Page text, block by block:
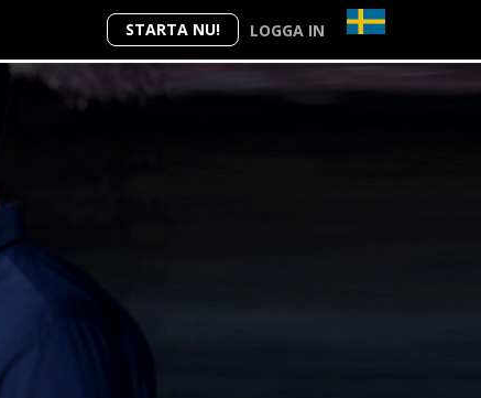
STARTA NU! LOGGA IN